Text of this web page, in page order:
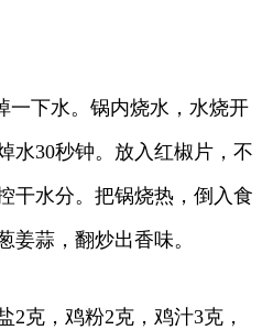
一下水。锅内烧水，水烧开
水30秒钟。放入红椒片，不
干水分。把锅烧热，倒入食
姜蒜，翻炒出香味。
2克，鸡粉2克，鸡汁3克，